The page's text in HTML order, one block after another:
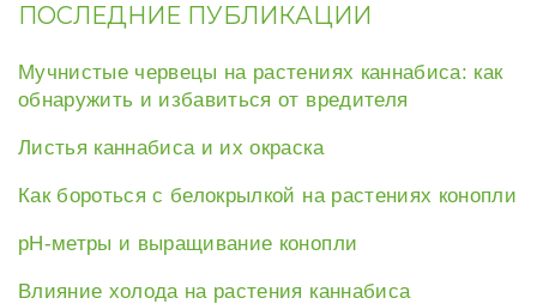
ПОСЛЕДНИЕ ПУБЛИКАЦИИ
Мучнистые червецы на растениях каннабиса: как
обнаружить и избавиться от вредителя
Листья каннабиса и их окраска
Как бороться с белокрылкой на растениях конопли
рН-метры и выращивание конопли
Влияние холода на растения каннабиса